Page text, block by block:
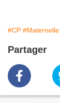
#CP #Maternelle
Partager